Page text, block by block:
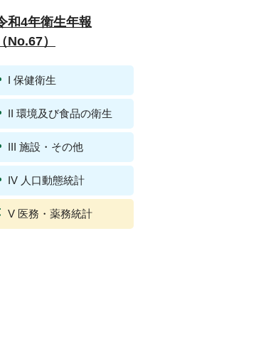
和4年衛生年報
（No.67）
I 保健衛生
II 環境及び食品の衛生
III 施設・その他
IV 人口動態統計
V 医務・薬務統計